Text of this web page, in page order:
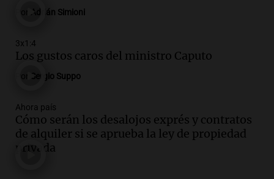
carnaval el estudio de Cadena 3
Audio. La Expo La Bulaye 2026
comienza con sorpresas y grandes
Noticias
Episodios
Audio.Córdoba: destituyeron a la
intendenta interina de Villa Santa Cruz
Adrián Simioni
3x1:4
Los gustos caros del ministro Caputo
Sergio Suppo
Ahora país
Cómo serán los desalojos exprés y contratos
de alquiler si se aprueba la ley de propiedad
privada